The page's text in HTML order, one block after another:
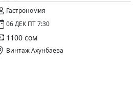
Гастрономия
06 ДЕК ПТ 7:30
1100 сом
Винтаж Ахунбаева